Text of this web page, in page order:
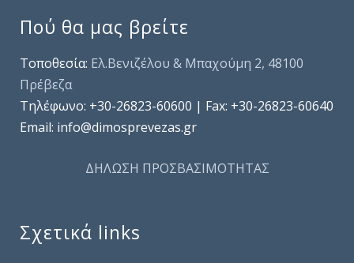
Πού θα μας βρείτε
Τοποθεσία: Ελ.Βενιζέλου & Μπαχούμη 2, 48100
Πρέβεζα
Τηλέφωνo: +30-26823-60600 | Fax: +30-26823-60640
Email: info@dimosprevezas.gr
ΔΗΛΩΣΗ ΠΡΟΣΒΑΣΙΜΟΤΗΤΑΣ
Σχετικά links